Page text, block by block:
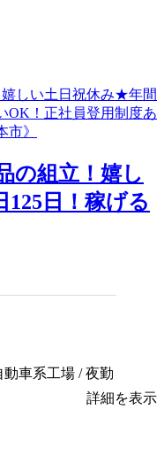
の組立！嬉し
日！稼げる
車系工場 / 夜勤
詳細を表示